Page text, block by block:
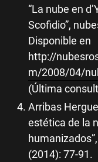
“La nube en
Scofidio”,
Disponible en
http://
m/2008/04/
(Última
Arribas
estética de la
(2014): 77-91.